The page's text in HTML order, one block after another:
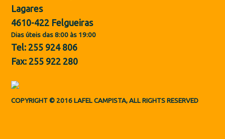
Lagares
4610-422 Felgueiras
Dias úteis das 8:00 às 19:00
Tel: 255 924 806
Fax: 255 922 280
COPYRIGHT © 2016 LAFEL CAMPISTA, ALL RIGHTS RESERVED